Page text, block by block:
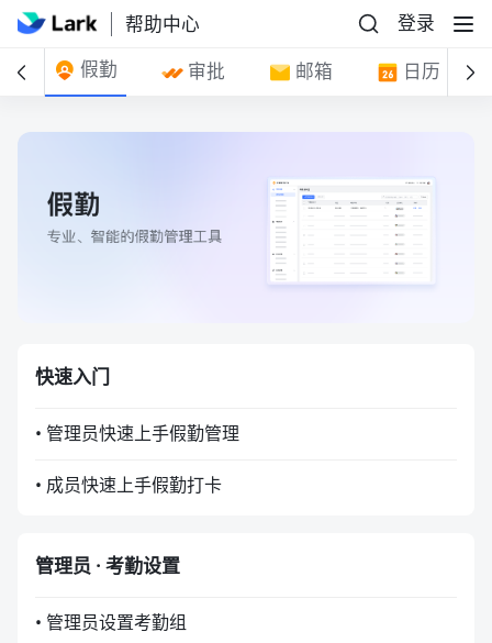
帮助中心
登录
假勤 审批 邮箱 日历
快速入门
• 管理员快速上手假勤管理
• 成员快速上手假勤打卡
管理员 · 考勤设置
• 管理员设置考勤组